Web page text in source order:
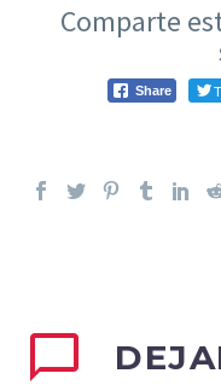
Comparte
Share